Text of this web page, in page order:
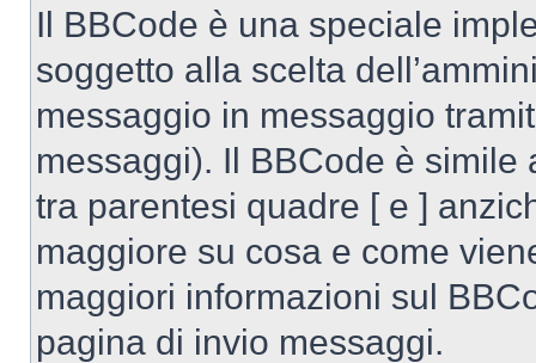
Il BBCode è una speciale
soggetto alla scelta
messaggio in messaggio
messaggi). Il BBCode è simile
tra parentesi quadre [ e ]
maggiore su cosa e come
maggiori informazioni sul
pagina di invio messaggi.